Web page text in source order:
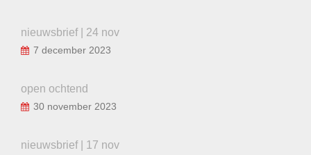
nieuwsbrief | 24 nov
7 december 2023
open ochtend
30 november 2023
nieuwsbrief | 17 nov